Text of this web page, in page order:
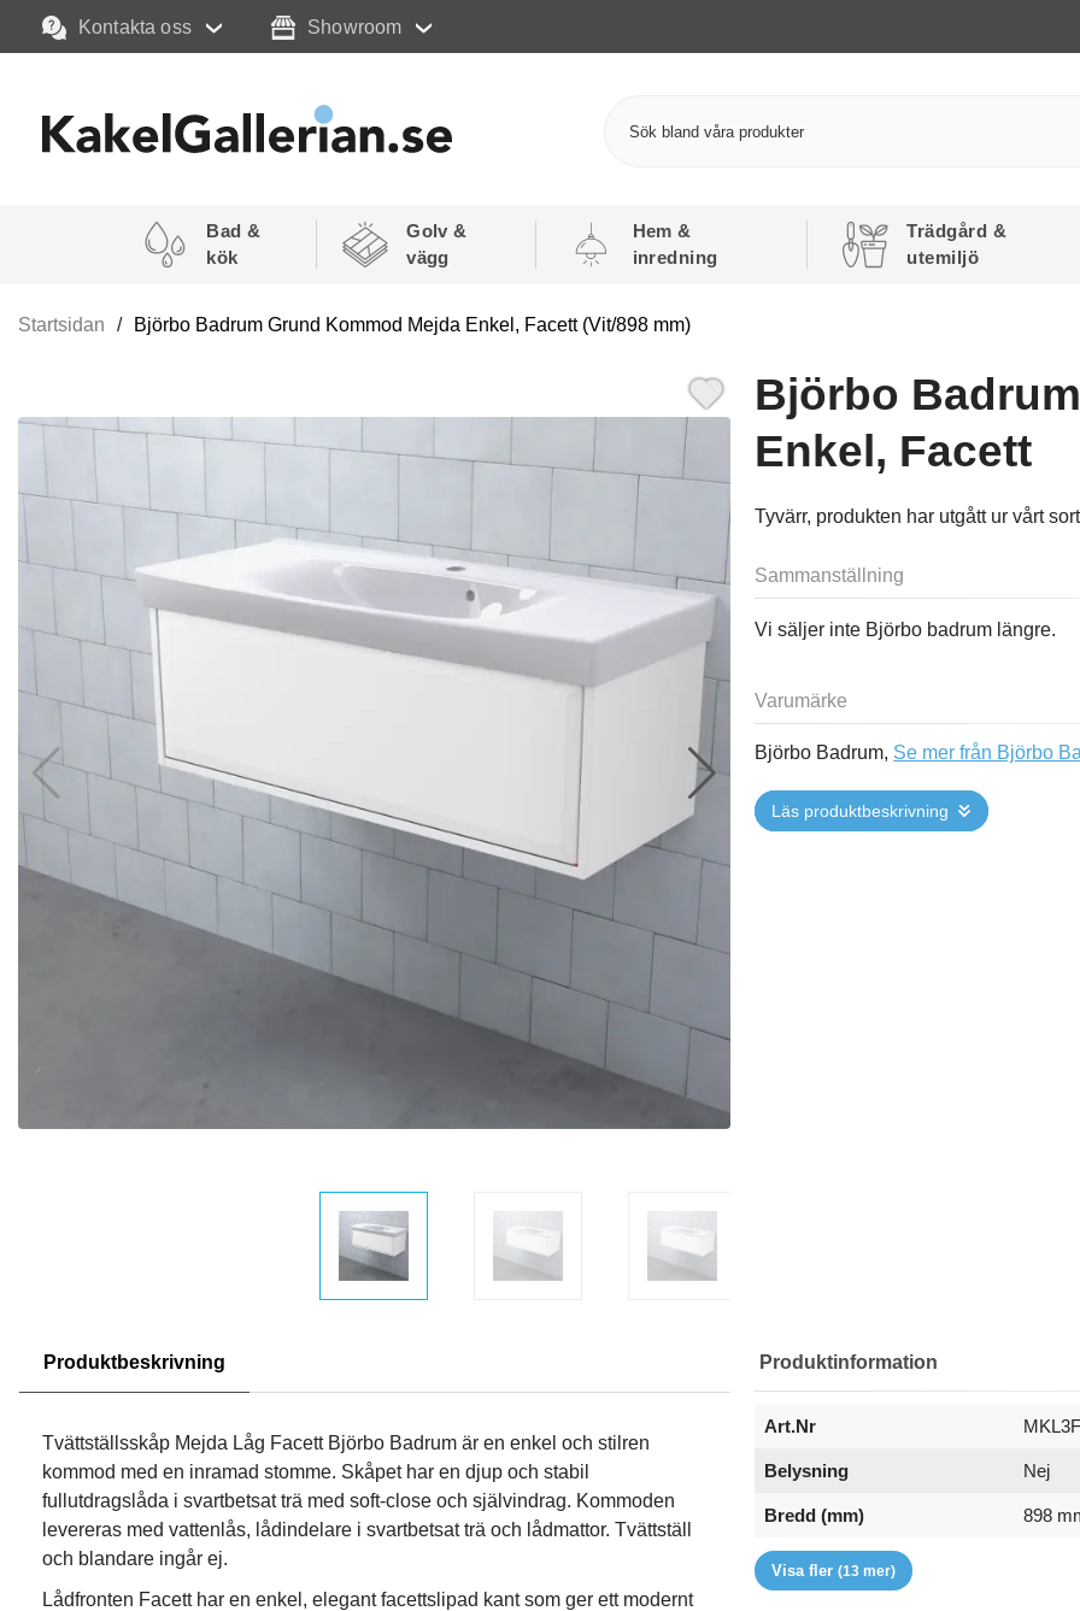
Kontakta oss Showroom
Bad &
kök
Golv &
vägg
Hem &
inredning
Trädgård &
utemiljö
Startsidan Björbo Badrum Grund Kommod Mejda Enkel, Facett (Vit/898 mm)
Björbo
Enkel, Facett
Tyvärr, produkten har utgått ur vårt
Sammanställning
Vi säljer inte Björbo badrum längre.
Varumärke
Björbo Badrum, Se mer från Björbo
Läs produktbeskrivning
Produktbeskrivning
Tvättställsskåp Mejda Låg Facett Björbo Badrum är en enkel och stilren
kommod med en inramad stomme. Skåpet har en djup och stabil
fullutdragslåda i svartbetsat trä med soft-close och självindrag. Kommoden
levereras med vattenlås, lådindelare i svartbetsat trä och lådmattor. Tvättställ
och blandare ingår ej.
Lådfronten Facett har en enkel, elegant facettslipad kant som ger ett modernt
Produktinformation
Art.Nr
Belysning Nej
Bredd (mm)
898
Djup (mm)
Eluttag
Färg
Front
Handtag
Höjd (mm)
Lucka/Låda
Material
Montering
Serie
Tvättställ
Typ
Varumärke
Visa fler(13 mer)